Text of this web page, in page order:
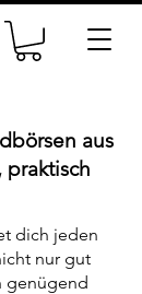
aus
praktisch
dich jeden
nur gut
genügend